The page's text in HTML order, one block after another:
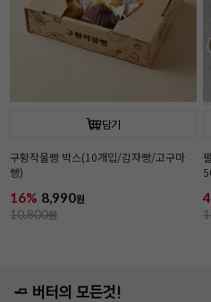
담기
구황작물빵 박스(10개입/감자빵/고구마
빵)
16% 8,990원
10,800원
🧈 버터의 모든것!